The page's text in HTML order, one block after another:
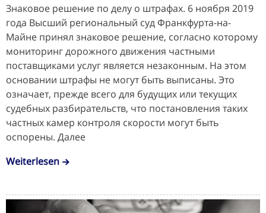
Знаковое решение по делу о штрафах. 6 ноября 2019
года Высший региональный суд Франкфурта-на-
Майне принял знаковое решение, согласно которому
мониторинг дорожного движения частными
поставщиками услуг является незаконным. На этом
основании штрафы не могут быть выписаны. Это
означает, прежде всего для будущих или текущих
судебных разбирательств, что постановления таких
частных камер контроля скорости могут быть
оспорены. Далее
Weiterlesen